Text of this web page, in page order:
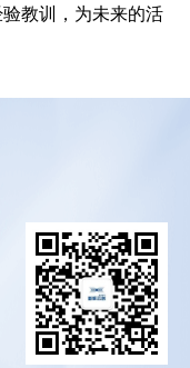
教训，为未来的活